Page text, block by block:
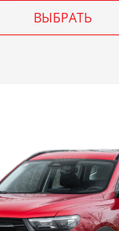
ВЫБРАТЬ